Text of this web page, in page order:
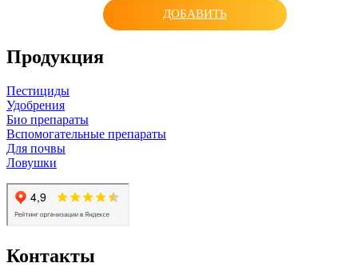
ДОБАВИТЬ
Продукция
Пестициды
Удобрения
Био препараты
Вспомогательные препараты
Для почвы
Ловушки
Контакты